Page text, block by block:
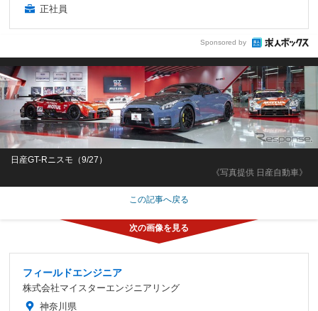
正社員
Sponsored by
《写真提供 日産自動車》
日産GT-Rニスモ（9/27）
この記事へ戻る
フィールドエンジニア
株式会社マイスターエンジニアリング
神奈川県